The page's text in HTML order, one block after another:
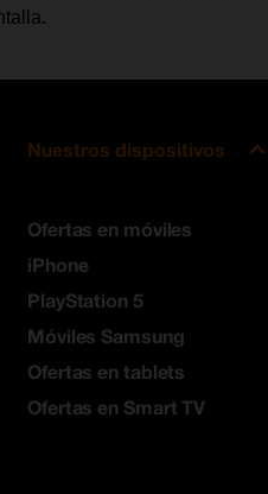
Nuestros dispositivos
Ofertas en móviles
iPhone
PlayStation 5
Móviles Samsung
Ofertas en tablets
Ofertas en Smart TV